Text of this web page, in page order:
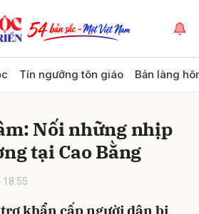
Tín ngưỡng tôn giáo Bản làng
Nối những nhịp
tại Cao Bằng
khẩn cấp người dân bị